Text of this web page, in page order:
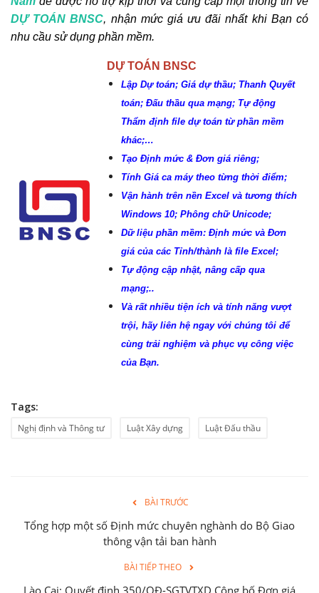
DỰ TOÁN BNSC, nhận mức giá ưu đãi nhất khi Bạn có
nhu cầu sử dụng phần mềm.
DỰ TOÁN BNSC
Lập Dự toán; Giá dự thầu; Thanh Quyết
toán; Đấu thầu qua mạng; Tự động
Thẩm định file dự toán từ phần mềm
khác;…
Tạo Định mức & Đơn giá riêng;
Tính Giá ca máy theo từng thời điểm;
Vận hành trên nền Excel và tương thích
Windows 10; Phông chữ Unicode;
Dữ liệu phần mềm: Định mức và Đơn
giá của các Tỉnh/thành là file Excel;
Tự động cập nhật, nâng cấp qua
mạng;..
Và rất nhiều tiện ích và tính năng vượt
trội, hãy liên hệ ngay với chúng tôi để
cùng trải nghiệm và phục vụ công việc
của Bạn.
Tags:
Nghị định và Thông tư Luật Xây dựng Luật Đấu thầu
BÀI TRƯỚC
Tổng hợp một số Định mức chuyên nghành do Bộ Giao
thông vận tải ban hành
BÀI TIẾP THEO
Lào Cai: Quyết định 350/QĐ-SGTVTXD Công bố Đơn giá